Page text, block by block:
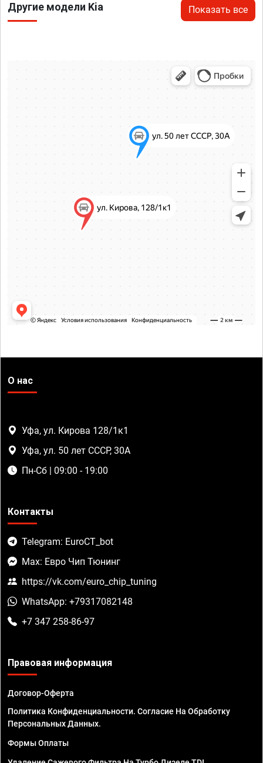
Другие модели Kia Показать все
О нас
Уфа, ул. Кирова 128/1к1
Уфа, ул. 50 лет СССР, 30А
Пн-Сб | 09:00 - 19:00
Контакты
Telegram: EuroCT_bot
Max: Евро Чип Тюнинг
https://vk.com/euro_chip_tuning
WhatsApp: +79317082148
+7 347 258-86-97
Правовая информация
Договор-Оферта
Политика Конфиденциальности. Согласие На Обработку
Персональных Данных.
Формы Оплаты